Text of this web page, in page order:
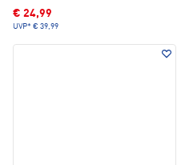
€ 24,99
UVP* € 39,99